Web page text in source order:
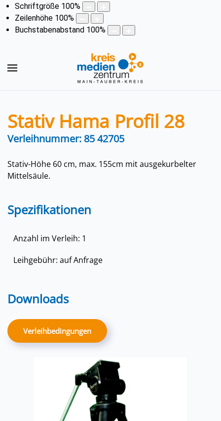
Schriftgröße 100%
Zeilenhöhe 100%
Buchstabenabstand 100%
Stativ Hama Profil 28
Verleihnummer: 85 42705
Stativ-Höhe 60 cm, max. 155cm mit ausgekurbelter
Mittelsäule.
Spezifikationen
Anzahl im Verleih: 1
Leihgebühr: auf Anfrage
Downloads
Verleihbedingungen